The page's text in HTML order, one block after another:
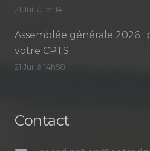
21 Juil à 15h14
Assemblée générale 2026 :
votre CPTS
21 Juil à 14h58
Contact